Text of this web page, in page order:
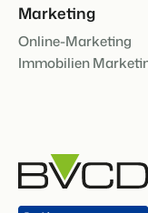
Marketing
Online-Marketing
Immobilien